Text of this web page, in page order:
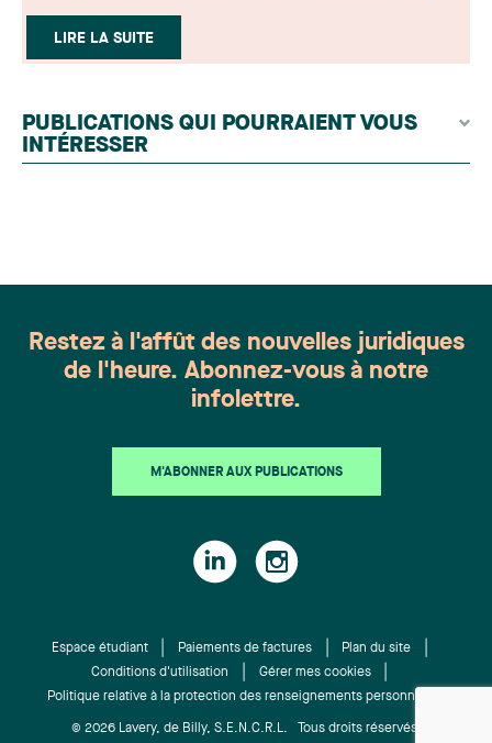
sélection rigoureux, fondé sur des nominations
issues du lectorat, d'associations juridiques et de
par un jury indépendant composé de praticiens
chevronnés en droit de la famille provenant de
l'ensemble du Canada. Cette distinction
LIRE LA SUITE
PUBLICATIONS QUI POURRAIENT VOUS
INTÉRESSER
Restez à l'affût des nouvelles juridiques
de l'heure. Abonnez-vous à notre
infolettre.
M'ABONNER AUX PUBLICATIONS
Espace étudiant Paiements de factures
Plan du site
Conditions d'utilisation
Gérer mes cookies
Politique relative à la protection des renseignements personnels
© 2026 Lavery, de Billy, S.E.N.C.R.L. Tous droits réservés.